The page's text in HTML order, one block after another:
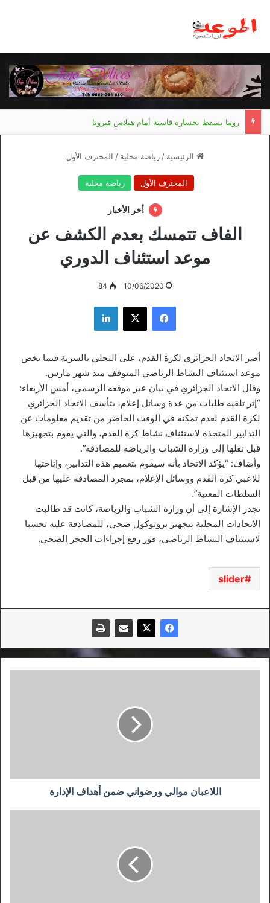
روما يسقط بخسارة قاسية أمام هيلاس فيرونا
الرئيسية /رياضة محلية / المحترف الأول
المحترف الأول رياضة محلية
أخر الأخبار
الفاف تتمسك بعدم الكشف عن
موعد استئناف الدوري
10/06/2020
84
فيسبوك ‫X لينكدإن
أصر الاتحاد الجزائري لكرة القدم، على التحلي بالسرية فيما يخص
موعد استئناف النشاط الرياضي المتوقف منذ شهر مارس.
وقال الاتحاد الجزائري في بيان عبر موقعه الرسمي، أمس الأربعاء:
“إثر تلقيه طلبات من عدة وسائل إعلام، يتأسف الاتحاد الجزائري
لكرة القدم لعدم تمكنه في الوقت الحاضر من تقديم معلومات عن
التدابير المتخذة لاستئناف نشاط كرة القدم، والتي يقوم بتجهيزها
قبل نقلها إلى وزارة الشباب والرياضة للمصادقة”.
وأضاف: “يؤكد الاتحاد بأنه سيقوم بتعميم هذه التدابير، وإتاحتها
للاعبي كرة القدم ووسائل الإعلام، بمجرد المصادقة عليها من قبل
السلطات المعنية”.
تجدر الإشارة إلى أن وزارة الشباب والرياضة، كانت قد طالبت
الاتحادات المحلية بتجهيز بروتوكول صحي، للمصادقة عليه تحسبا
لاستئناف النشاط الرياضي، فور رفع إجراءات الحجر الصحي.
slider
اللاعبان موالي ورضواني ضمن أهداف الإدارة